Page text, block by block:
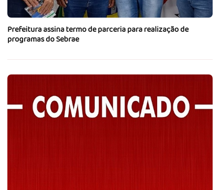
Prefeitura assina termo de parceria para realização de
programas do Sebrae